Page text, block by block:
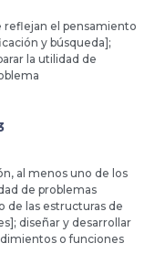
el pensamiento
y búsqueda];
la utilidad de
al menos uno de los
de problemas
de las estructuras de
diseñar y desarrollar
o funciones